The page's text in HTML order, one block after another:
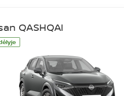
QASHQAI